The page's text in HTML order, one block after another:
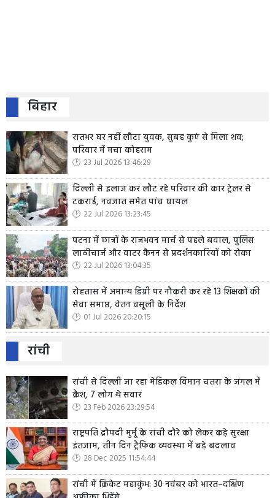
बिहार
रातभर घर नहीं लौटा युवक, सुबह कुएं से मिला शव;
परिवार में मचा कोहराम
23 Jul 2026 13:46:29
दिल्ली से इलाज कर लौट रहे परिवार की कार ट्रेलर से
टकराई, नवजात समेत पांच घायल
22 Jul 2026 13:23:45
पटना में छात्रों के राजभवन मार्च से पहले बवाल, पुलिस
लाठीचार्ज और वाटर कैनन से प्रदर्शनकारियों को रोका
22 Jul 2026 13:04:35
रोहतास में अमान्य डिग्री पर नौकरी कर रहे 13 शिक्षकों की
सेवा समाप्त, वेतन वसूली के निर्देश
01 Jul 2026 20:20:15
रांची
रांची से दिल्ली जा रहा मेडिकल विमान चतरा के जंगल में
क्रैश, 7 लोग थे सवार
23 Feb 2026 23:29:54
राष्ट्रपति द्रौपदी मुर्मू के रांची दौरे को लेकर कड़े सुरक्षा
इंतजाम, तीन दिन ट्रैफिक व्यवस्था में बड़े बदलाव
28 Dec 2025 11:54:44
रांची में क्रिकेट महाकुंभ: 30 नवंबर को भारत–दक्षिण